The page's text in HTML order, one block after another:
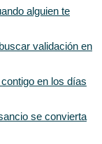
alguien te
validación en
en los días
se convierta